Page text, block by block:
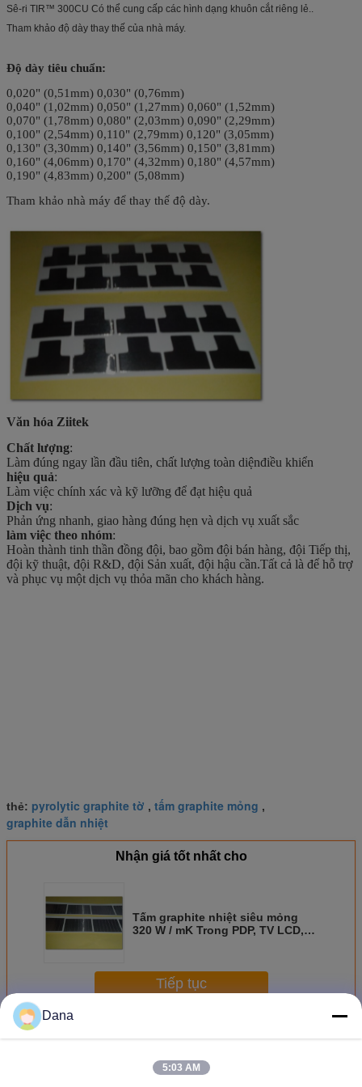
Sê-ri TIR™ 300CU Có thể cung cấp các hình dạng khuôn cắt riêng lẻ..
Tham khảo độ dày thay thế của nhà máy.
Độ dày tiêu chuẩn:
0,020" (0,51mm) 0,030" (0,76mm)
0,040" (1,02mm) 0,050" (1,27mm) 0,060" (1,52mm)
0,070" (1,78mm) 0,080" (2,03mm) 0,090" (2,29mm)
0,100" (2,54mm) 0,110" (2,79mm) 0,120" (3,05mm)
0,130" (3,30mm) 0,140" (3,56mm) 0,150" (3,81mm)
0,160" (4,06mm) 0,170" (4,32mm) 0,180" (4,57mm)
0,190" (4,83mm) 0,200" (5,08mm)
Tham khảo nhà máy để thay thế độ dày.
Văn hóa Ziitek
Chất lượng:
Làm đúng ngay lần đầu tiên, chất lượng toàn diệnđiều khiển
hiệu quả:
Làm việc chính xác và kỹ lưỡng để đạt hiệu quả
Dịch vụ:
Phản ứng nhanh, giao hàng đúng hẹn và dịch vụ xuất sắc
làm việc theo nhóm:
Hoàn thành tinh thần đồng đội, bao gồm đội bán hàng, đội Tiếp thị,
đội kỹ thuật, đội R&D, đội Sản xuất, đội hậu cần.Tất cả là để hỗ trợ
và phục vụ một dịch vụ thỏa mãn cho khách hàng.
thẻ: pyrolytic graphite tờ , tấm graphite mỏng ,
graphite dẫn nhiệt
Nhận giá tốt nhất cho
Tấm graphite nhiệt siêu mỏng
320 W / mK Trong PDP, TV LCD,
Tiếp tục
HơnNhiệt Graphite tờ
Dana
5:03 AM